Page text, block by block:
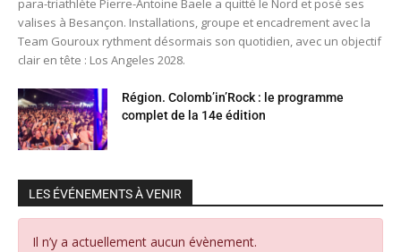
para-triathlète Pierre-Antoine Baele a quitté le Nord et posé ses
valises à Besançon. Installations, groupe et encadrement avec la
Team Gouroux rythment désormais son quotidien, avec un objectif
clair en tête : Los Angeles 2028.
Région. Colomb’in’Rock : le programme
complet de la 14e édition
LES ÉVÉNEMENTS À VENIR
Il n’y a actuellement aucun évènement.